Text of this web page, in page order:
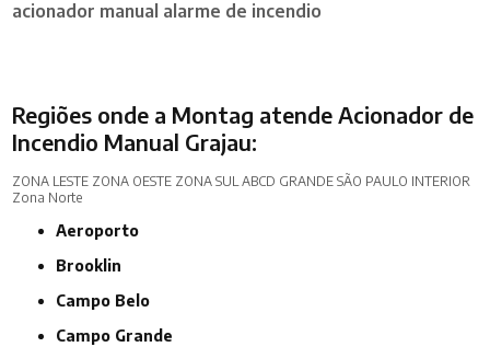
acionador manual alarme de incendio
Regiões onde a Montag atende Acionador de
Incendio Manual Grajau:
ZONA LESTE ZONA OESTE ZONA SUL ABCD GRANDE SÃO PAULO INTERIOR
Zona Norte
Aeroporto
Brooklin
Campo Belo
Campo Grande